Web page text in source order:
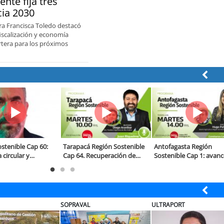
2030
Francisca Toledo destacó
y economía
para los próximos
Valparaíso Región Sostenible
Cap. 82: Espacios públicos
Tarapacá región sostenible
cap 63. Voluntad para
Región
ULTRAPORT BANCO DE CHILE